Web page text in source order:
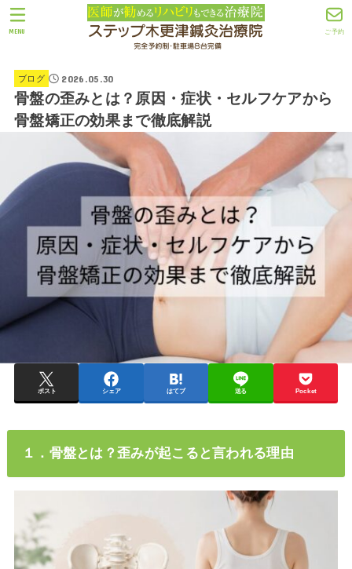
ご予約
MENU
ブログ 2026.05.30
骨盤の歪みとは？原因・症状・セルフケアから
骨盤矯正の効果まで徹底解説
ポスト シェア はてブ 送る Pocket
１．骨盤とは？歪みが起こると言われる理由